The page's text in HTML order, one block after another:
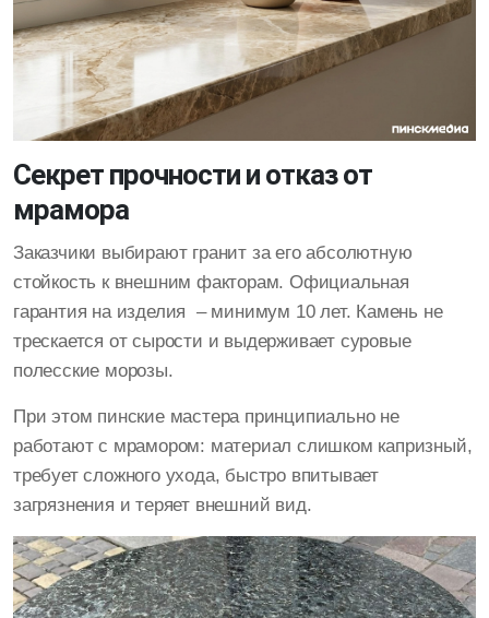
Секрет прочности и отказ от
мрамора
Заказчики выбирают гранит за его абсолютную
стойкость к внешним факторам. Официальная
гарантия на изделия – минимум 10 лет. Камень не
трескается от сырости и выдерживает суровые
полесские морозы.
При этом пинские мастера принципиально не
работают с мрамором: материал слишком капризный,
требует сложного ухода, быстро впитывает
загрязнения и теряет внешний вид.